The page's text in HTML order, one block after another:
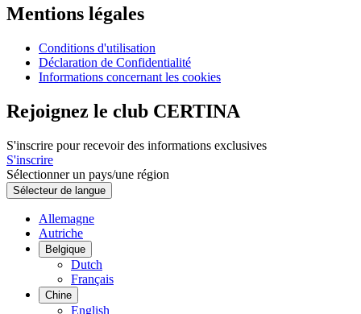
Mentions légales
Conditions d'utilisation
Déclaration de Confidentialité
Informations concernant les cookies
Rejoignez le club CERTINA
S'inscrire pour recevoir des informations exclusives
S'inscrire
Sélectionner un pays/une région
Sélecteur de langue
Allemagne
Autriche
Belgique
Dutch
Français
Chine
English